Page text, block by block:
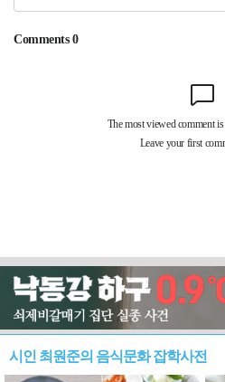
시인 최원준의 음식문화 잡학사전